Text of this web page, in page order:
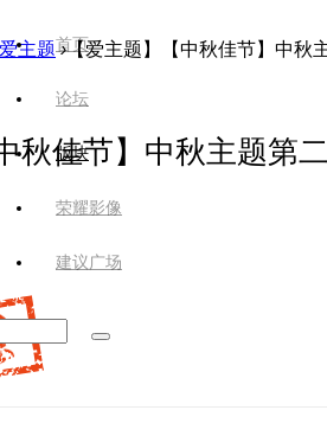
首页
论坛
版块
荣耀影像
建议广场
爱主题 ›【爱主题】【中秋佳节】中秋
秋佳节】中秋主题第